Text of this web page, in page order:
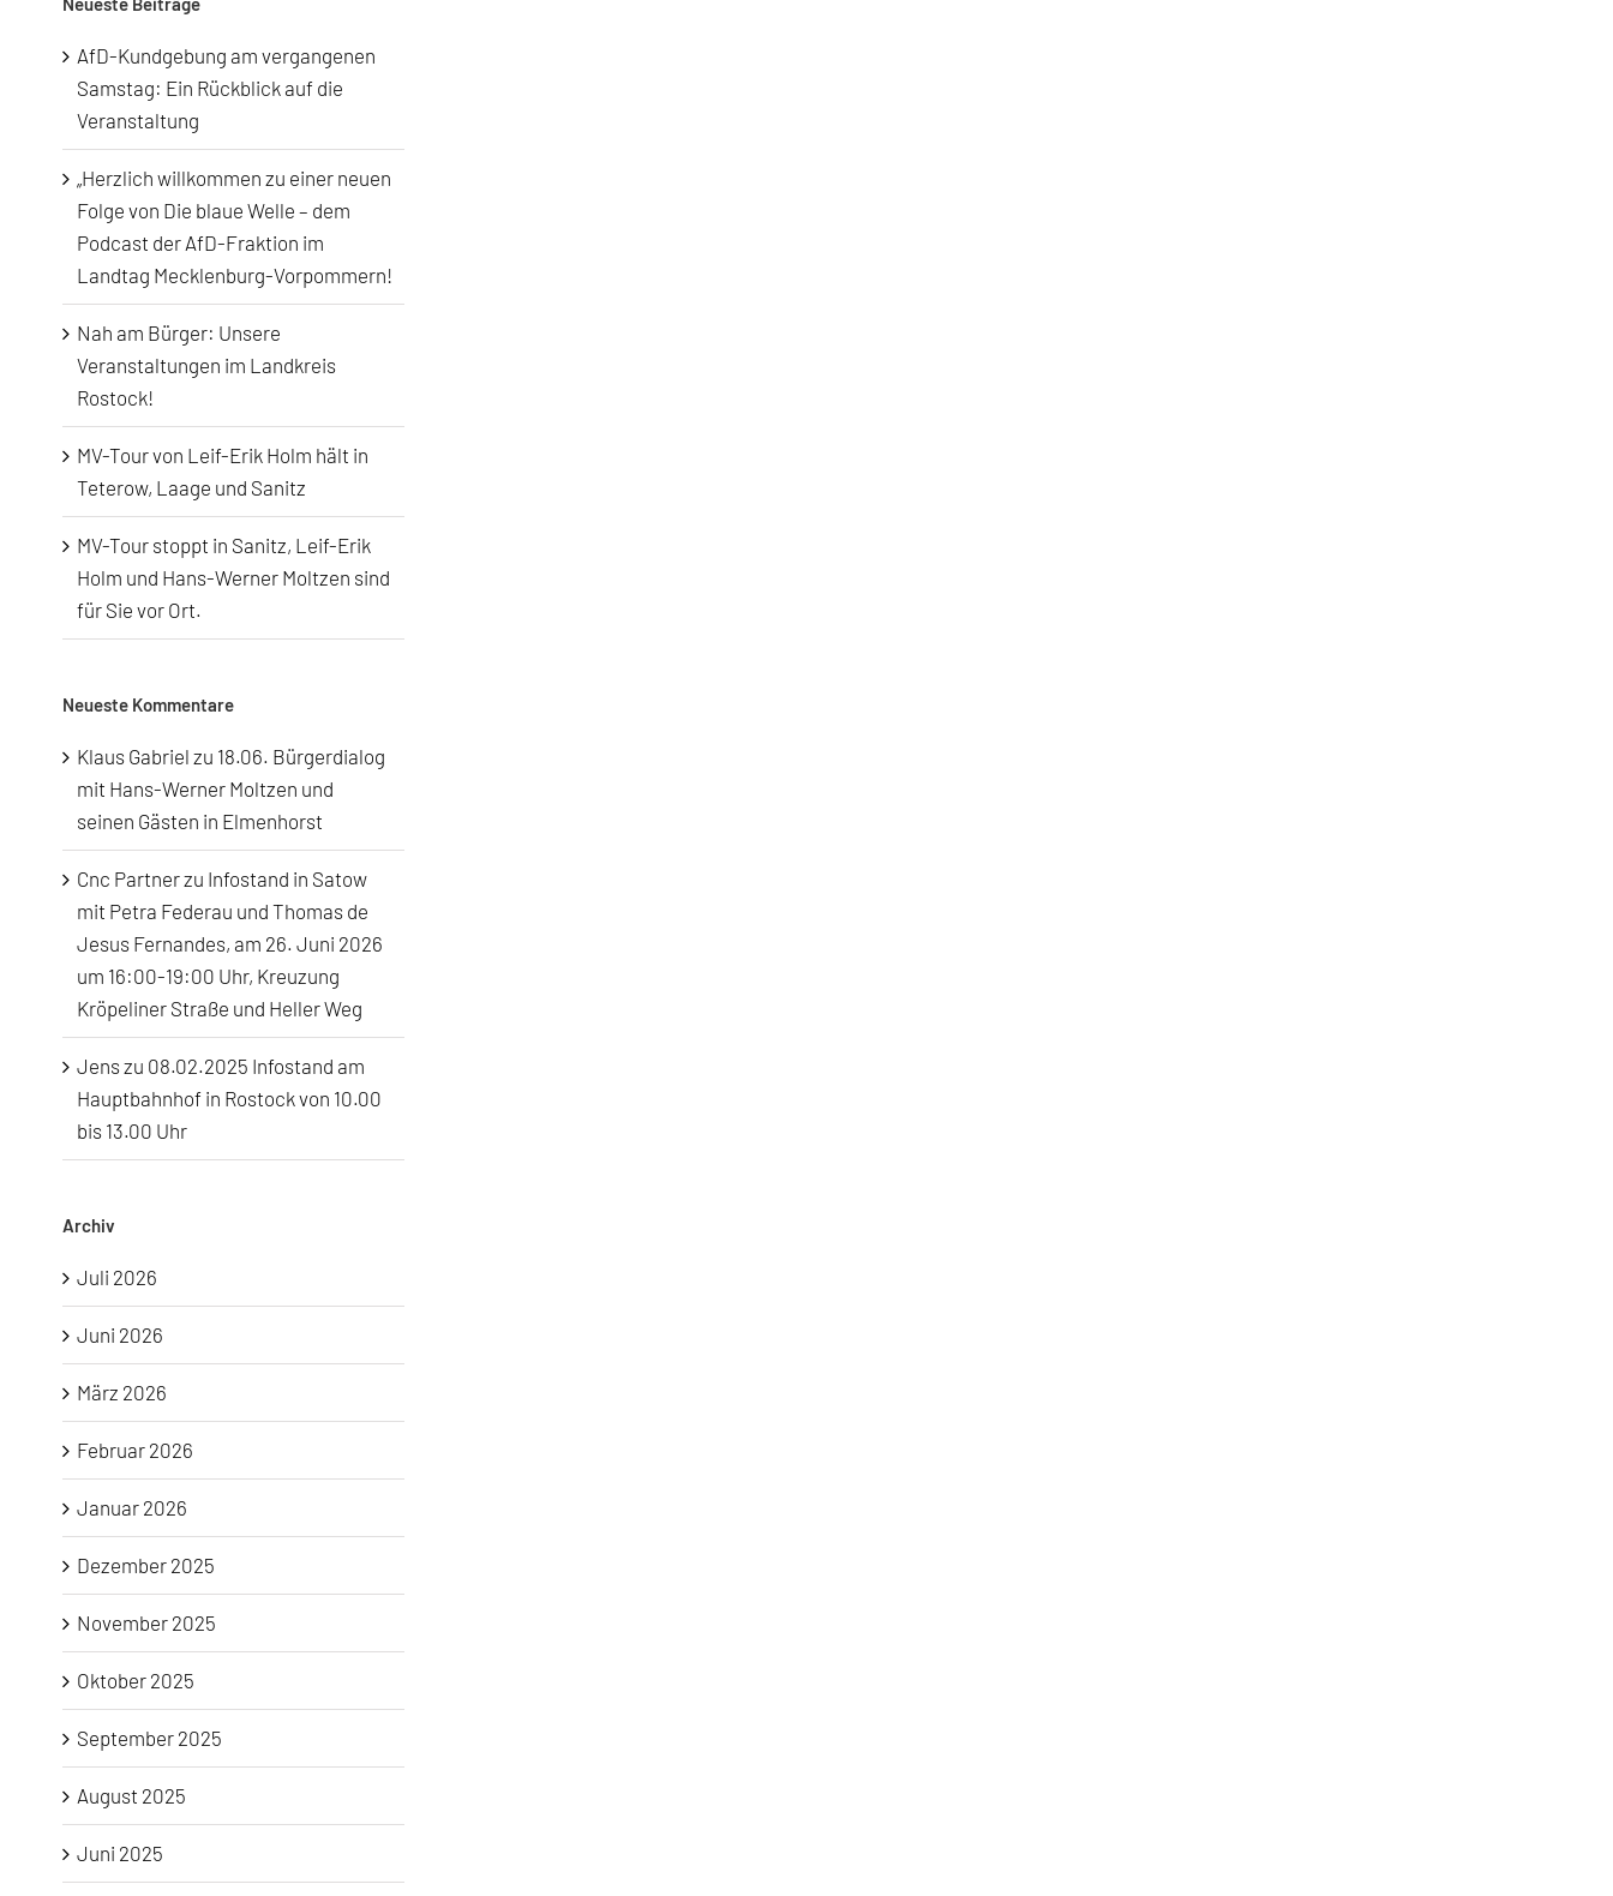
AfD-Kundgebung am vergangenen
Samstag: Ein Rückblick auf die
Veranstaltung
„Herzlich willkommen zu einer neuen
Folge von Die blaue Welle – dem
Podcast der AfD-Fraktion im
Landtag Mecklenburg-Vorpommern!
Nah am Bürger: Unsere
Veranstaltungen im Landkreis
Rostock!
MV-Tour von Leif-Erik Holm hält in
Teterow, Laage und Sanitz
MV-Tour stoppt in Sanitz, Leif-Erik
Holm und Hans-Werner Moltzen sind
für Sie vor Ort.
Neueste Kommentare
Klaus Gabriel zu 18.06. Bürgerdialog
mit Hans-Werner Moltzen und
seinen Gästen in Elmenhorst
Cnc Partnerzu Infostand in Satow
mit Petra Federau und Thomas de
Jesus Fernandes, am 26. Juni 2026
um 16:00-19:00 Uhr, Kreuzung
Kröpeliner Straße und Heller Weg
Jenszu 08.02.2025 Infostand am
Hauptbahnhof in Rostock von 10.00
bis 13.00 Uhr
Archiv
Juli 2026
Juni 2026
März 2026
Februar 2026
Januar 2026
Dezember 2025
November 2025
Oktober 2025
September 2025
August 2025
Juni 2025